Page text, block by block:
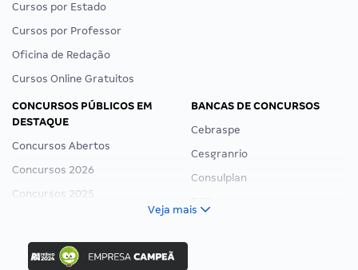
Cursos por Estado
Cursos por Professor
Oficina de Redação
Cursos Online Gratuitos
CONCURSOS PÚBLICOS EM
DESTAQUE
Concursos Abertos
Concursos 2026
Concursos 2025
Concurso Ibama
Concurso MPU
BANCAS DE CONCURSOS
Cebraspe
Cesgranrio
Consulplan
Veja mais